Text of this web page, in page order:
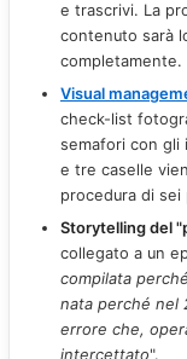
e trascrivi. La
contenuto sarà
completamente.
Visual
check-list
semafori con gli
e tre caselle
procedura di sei
Storytelling del
collegato a un
compilata
nata perché nel
errore che,
intercettato".